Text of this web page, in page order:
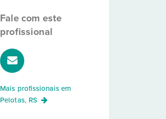
Fale com este
profissional
Mais profissionais em
Pelotas, RS